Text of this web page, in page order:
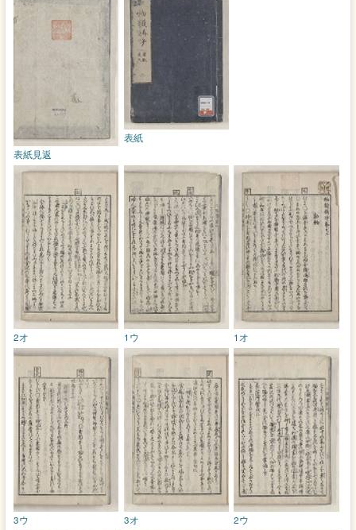
表紙
表紙見返
1オ
1ウ
2オ
2ウ
3オ
3ウ